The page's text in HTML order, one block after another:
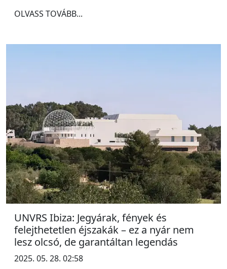
OLVASS TOVÁBB...
UNVRS Ibiza: Jegyárak, fények és
felejthetetlen éjszakák – ez a nyár nem
lesz olcsó, de garantáltan legendás
2025. 05. 28. 02:58